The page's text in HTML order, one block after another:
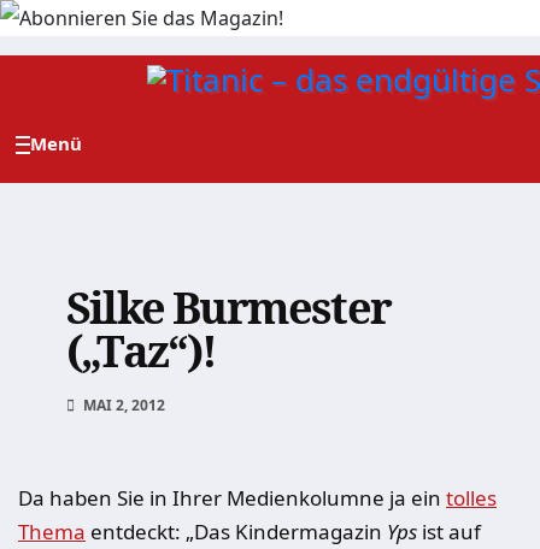
Zum
Silke Burmester
(„Taz“)!
MAI 2, 2012
Da haben Sie in Ihrer Medienkolumne ja ein tolles
Thema entdeckt: „Das Kindermagazin Yps ist auf